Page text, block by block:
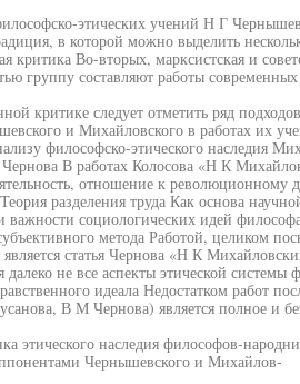
этических учений Н Г
в которой можно выделить
критика Во-вторых, марксистская и
группу составляют работы современных
критике следует отметить ряд
и Михайловского в работах их
философско-этического наследия
В работах Колосова «Н К
отношение к
разделения труда Как основа
важности социологических идей
метода Работой, целиком
статья Чернова «Н К
далеко не все аспекты этической
идеала Недостатком работ
В М Чернова) является полное и
этического наследия философов-
Чернышевского и Михайлов-